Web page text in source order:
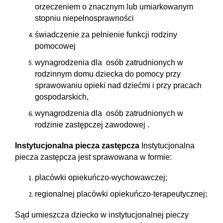
orzeczeniem o znacznym lub umiarkowanym
stopniu niepełnosprawności
świadczenie za pełnienie funkcji rodziny
pomocowej
wynagrodzenia dla osób zatrudnionych w
rodzinnym domu dziecka do pomocy przy
sprawowaniu opieki nad dziećmi i przy pracach
gospodarskich,
wynagrodzenia dla osób zatrudnionych w
rodzinie zastępczej zawodowej .
Instytucjonalna piecza zastępcza Instytucjonalna
piecza zastępcza jest sprawowana w formie:
placówki opiekuńczo-wychowawczej;
regionalnej placówki opiekuńczo-terapeutycznej;
Sąd umieszcza dziecko w instytucjonalnej pieczy